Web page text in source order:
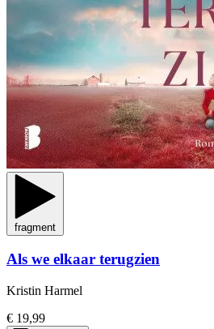
fragment
Als we elkaar terugzien
Kristin Harmel
€ 19,99